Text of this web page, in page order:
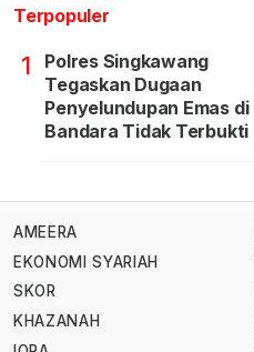
Terpopuler
1
Polres Singkawang
Tegaskan Dugaan
Penyelundupan Emas di
Bandara Tidak Terbukti
AMEERA
EKONOMI SYARIAH
SKOR
KHAZANAH